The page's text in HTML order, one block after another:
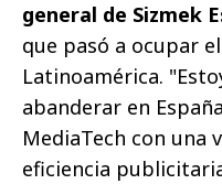
general de Sizmek
que pasó a ocupar
Latinoamérica.
abanderar en
MediaTech con una
eficiencia